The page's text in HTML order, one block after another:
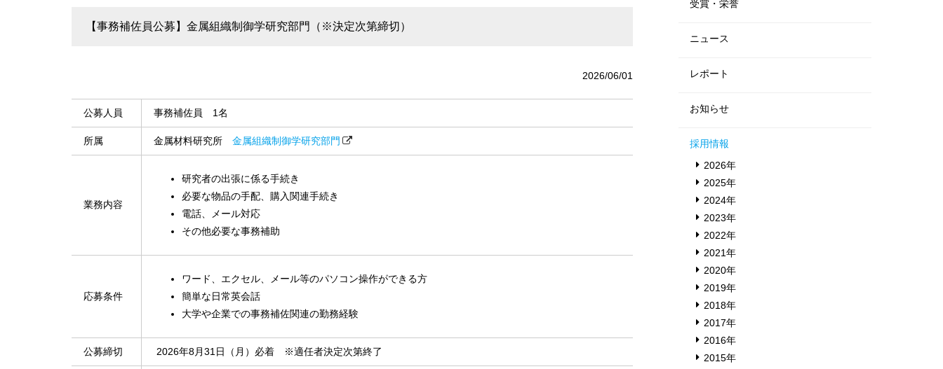
【事務補佐員公募】金属組織制御学研究部門（※決定次第締切）
2026/06/01
公募人員 事務補佐員 1名
所属 金属材料研究所 金属組織制御学研究部門
業務内容
研究者の出張に係る手続き
必要な物品の手配、購入関連手続き
電話、メール対応
その他必要な事務補助
応募条件
ワード、エクセル、メール等のパソコン操作ができる方
簡単な日常英会話
大学や企業での事務補佐関連の勤務経験
公募締切 2026年8月31日（月）必着 ※適任者決定次第終了
受賞・栄誉
ニュース
レポート
お知らせ
採用情報
2026年
2025年
2024年
2023年
2022年
2021年
2020年
2019年
2018年
2017年
2016年
2015年